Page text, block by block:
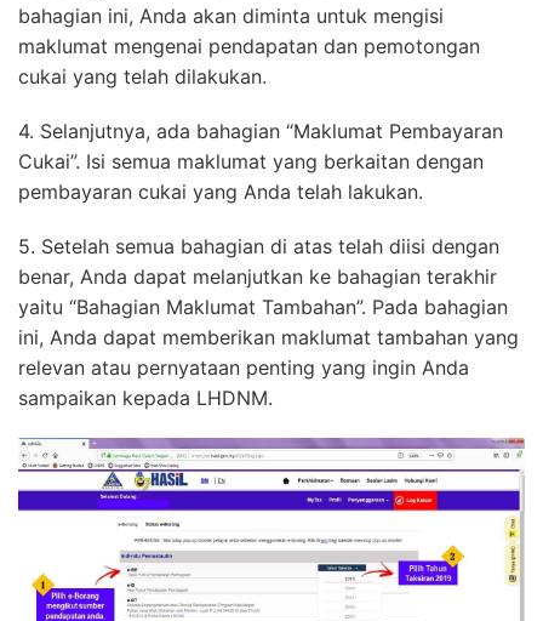
bahagian ini, Anda akan diminta untuk mengisi
maklumat mengenai pendapatan dan pemotongan
cukai yang telah dilakukan.
4. Selanjutnya, ada bahagian “Maklumat Pembayaran
Cukai”. Isi semua maklumat yang berkaitan dengan
pembayaran cukai yang Anda telah lakukan.
5. Setelah semua bahagian di atas telah diisi dengan
benar, Anda dapat melanjutkan ke bahagian terakhir
yaitu “Bahagian Maklumat Tambahan”. Pada bahagian
ini, Anda dapat memberikan maklumat tambahan yang
relevan atau pernyataan penting yang ingin Anda
sampaikan kepada LHDNM.